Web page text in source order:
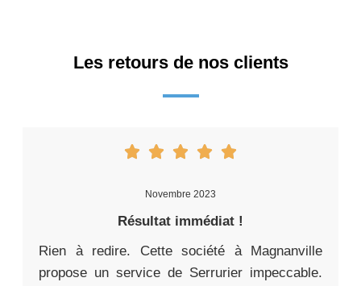
Les retours de nos clients
Novembre 2023
Résultat immédiat !
Rien à redire. Cette société à Magnanville
propose un service de Serrurier impeccable.